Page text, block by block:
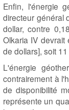
Enfin, l'énergie
directeur général
dollar, contre
Olkaria IV
de dollars], soit
L'énergie
contrairement à
de disponibilité
représente un